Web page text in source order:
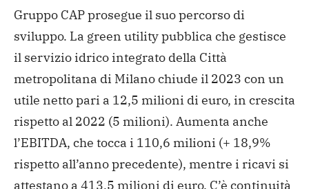
Gruppo CAP prosegue il suo percorso di
sviluppo. La green utility pubblica che gestisce
il servizio idrico integrato della Città
metropolitana di Milano chiude il 2023 con un
utile netto pari a 12,5 milioni di euro, in crescita
rispetto al 2022 (5 milioni). Aumenta anche
l’EBITDA, che tocca i 110,6 milioni (+ 18,9%
rispetto all’anno precedente), mentre i ricavi si
attestano a 413,5 milioni di euro. C’è continuità